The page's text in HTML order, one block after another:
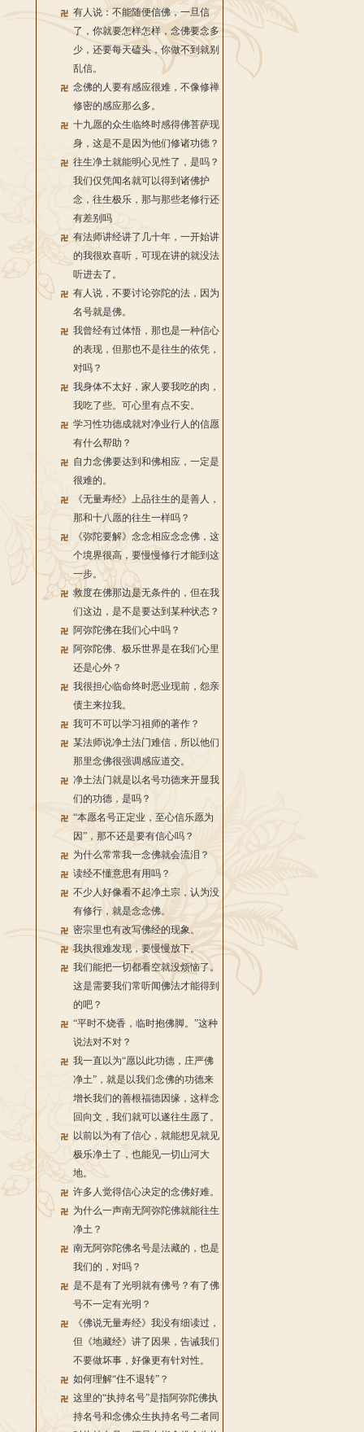
有人说：不能随便信佛，一旦信
了，你就要怎样怎样，念佛要念多
少，还要每天磕头，你做不到就别
乱信。
念佛的人要有感应很难，不像修禅
修密的感应那么多。
十九愿的众生临终时感得佛菩萨现
身，这是不是因为他们修诸功德？
往生净土就能明心见性了，是吗？
我们仅凭闻名就可以得到诸佛护
念，往生极乐，那与那些老修行还
有差别吗
有法师讲经讲了几十年，一开始讲
的我很欢喜听，可现在讲的就没法
听进去了。
有人说，不要讨论弥陀的法，因为
名号就是佛。
我曾经有过体悟，那也是一种信心
的表现，但那也不是往生的依凭，
对吗？
我身体不太好，家人要我吃的肉，
我吃了些。可心里有点不安。
学习性功德成就对净业行人的信愿
有什么帮助？
自力念佛要达到和佛相应，一定是
很难的。
《无量寿经》上品往生的是善人，
那和十八愿的往生一样吗？
《弥陀要解》念念相应念念佛，这
个境界很高，要慢慢修行才能到这
一步。
救度在佛那边是无条件的，但在我
们这边，是不是要达到某种状态？
阿弥陀佛在我们心中吗？
阿弥陀佛、极乐世界是在我们心里
还是心外？
我很担心临命终时恶业现前，怨亲
债主来拉我。
我可不可以学习祖师的著作？
某法师说净土法门难信，所以他们
那里念佛很强调感应道交。
净土法门就是以名号功德来开显我
们的功德，是吗？
“本愿名号正定业，至心信乐愿为
因”，那不还是要有信心吗？
为什么常常我一念佛就会流泪？
读经不懂意思有用吗？
不少人好像看不起净土宗，认为没
有修行，就是念念佛。
密宗里也有改写佛经的现象。
我执很难发现，要慢慢放下。
我们能把一切都看空就没烦恼了。
这是需要我们常听闻佛法才能得到
的吧？
“平时不烧香，临时抱佛脚。”这种
说法对不对？
我一直以为“愿以此功德，庄严佛
净土”，就是以我们念佛的功德来
增长我们的善根福德因缘，这样念
回向文，我们就可以遂往生愿了。
以前以为有了信心，就能想见就见
极乐净土了，也能见一切山河大
地。
许多人觉得信心决定的念佛好难。
为什么一声南无阿弥陀佛就能往生
净土？
南无阿弥陀佛名号是法藏的，也是
我们的，对吗？
是不是有了光明就有佛号？有了佛
号不一定有光明？
《佛说无量寿经》我没有细读过，
但《地藏经》讲了因果，告诫我们
不要做坏事，好像更有针对性。
如何理解“住不退转”？
这里的“执持名号”是指阿弥陀佛执
持名号和念佛众生执持名号二者同